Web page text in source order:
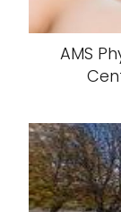
AMS